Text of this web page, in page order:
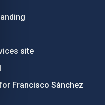
site
Francisco Sánchez